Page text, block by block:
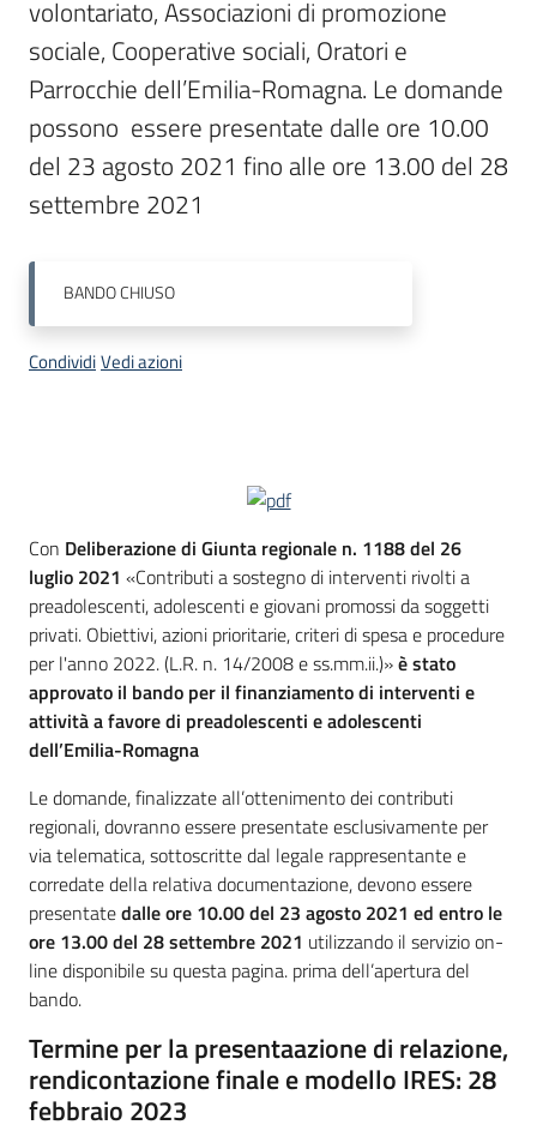
volontariato, Associazioni di promozione
sociale, Cooperative sociali, Oratori e
Parrocchie dell’Emilia-Romagna. Le domande
possono  essere presentate dalle ore 10.00
del 23 agosto 2021 fino alle ore 13.00 del 28
settembre 2021
BANDOCHIUSO
CondividiVedi azioni
Con Deliberazione di Giunta regionale n. 1188 del 26
luglio 2021 «Contributi a sostegno di interventi rivolti a
preadolescenti, adolescenti e giovani promossi da soggetti
privati. Obiettivi, azioni prioritarie, criteri di spesa e procedure
per l'anno 2022. (L.R. n. 14/2008 e ss.mm.ii.)»è stato
approvato il bando per il finanziamento di interventi e
attività a favore di preadolescenti e adolescenti
dell’Emilia-Romagna
Le domande, finalizzate all’ottenimento dei contributi
regionali, dovranno essere presentate esclusivamente per
via telematica, sottoscritte dal legale rappresentante e
corredate della relativa documentazione, devono essere
presentatedalle ore 10.00 del 23 agosto 2021 ed entro le
ore 13.00 del 28 settembre 2021 utilizzando il servizio on-
line disponibile su questa pagina. prima dell’apertura del
bando.
Termine per la presentaazione di relazione,
rendicontazione finale e modello IRES: 28
febbraio 2023